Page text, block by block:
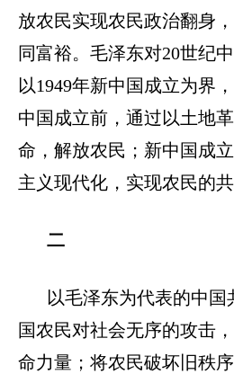
放农民实现农民政治翻身
同富裕。毛泽东对20世纪
以1949年新中国成立为界
中国成立前，通过以土地
命，解放农民；新中国成
主义现代化，实现农民的共
二
以毛泽东为代表的中国
国农民对社会无序的攻击
命力量；将农民破坏旧秩